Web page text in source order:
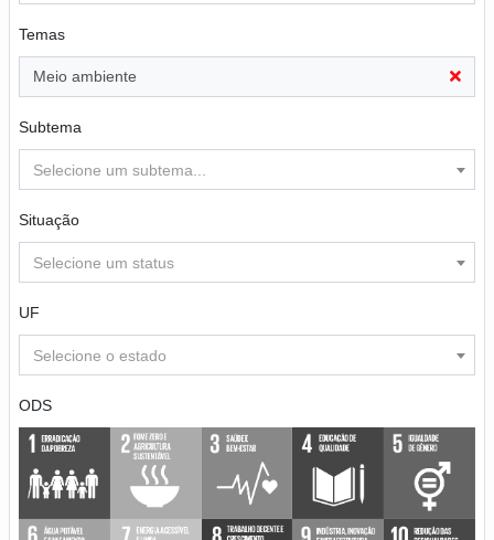
Temas
Meio ambiente
Subtema
Selecione um subtema...
Situação
Selecione um status
UF
Selecione o estado
ODS